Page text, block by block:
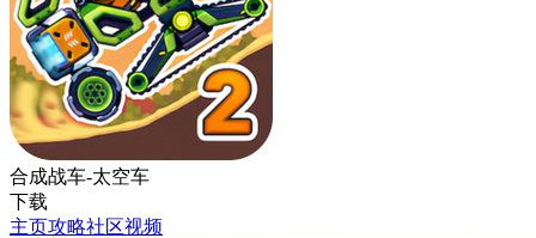
合成战车-太空车
下载
主页攻略社区视频